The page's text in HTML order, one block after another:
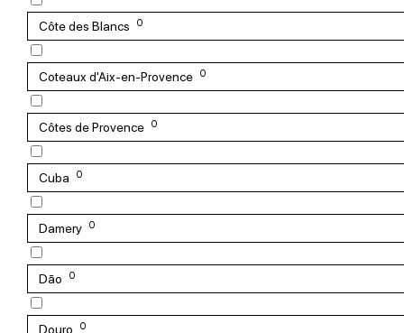
Côte des Blancs 0
Coteaux d'Aix-en-Provence 0
Côtes de Provence 0
Cuba 0
Damery 0
Dão 0
Douro 0